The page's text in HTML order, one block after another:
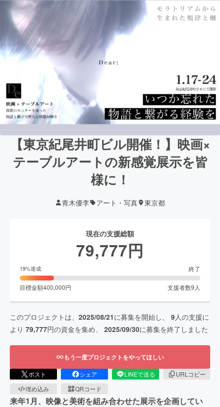
【東京紀尾井町ビル開催！】映画×
テーブルアートの新感覚展示を皆
様に！
青木優李 アート・写真 東京都
現在の支援総額
79,777円
19%達成 終了
目標金額400,000円 支援者数9 人
このプロジェクトは、 2025/08/21に募集を開始し、 9人の支援に
より 79,777円の資金を集め、 2025/09/30に募集を終了しました
もう一度プロジェクトをやってほしい
ポスト シェア LINEで送る
URLコピー
埋め込み
QRコード
来年1月、映像と美術を組み合わせた展示を企画してい